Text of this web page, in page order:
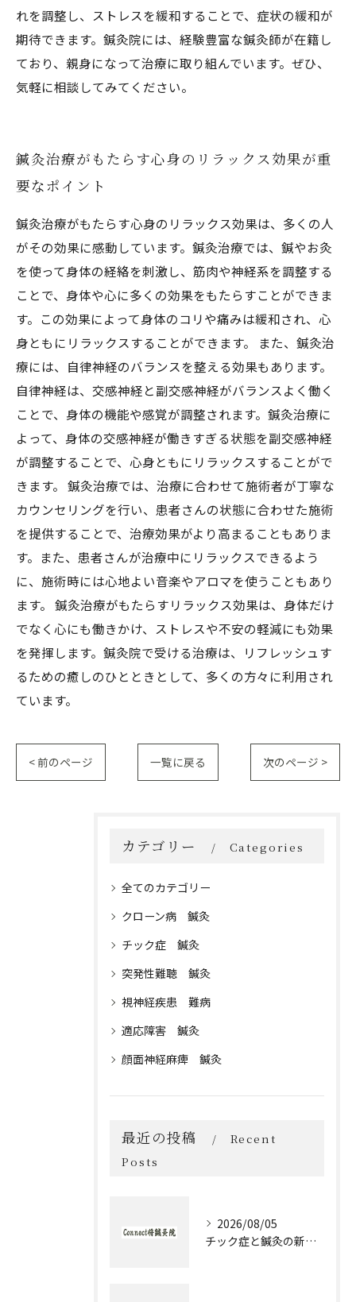
れを調整し、ストレスを緩和することで、症状の緩和が
期待できます。鍼灸院には、経験豊富な鍼灸師が在籍し
ており、親身になって治療に取り組んでいます。ぜひ、
気軽に相談してみてください。
鍼灸治療がもたらす心身のリラックス効果が重
要なポイント
鍼灸治療がもたらす心身のリラックス効果は、多くの人
がその効果に感動しています。鍼灸治療では、鍼やお灸
を使って身体の経絡を刺激し、筋肉や神経系を調整する
ことで、身体や心に多くの効果をもたらすことができま
す。この効果によって身体のコリや痛みは緩和され、心
身ともにリラックスすることができます。 また、鍼灸治
療には、自律神経のバランスを整える効果もあります。
自律神経は、交感神経と副交感神経がバランスよく働く
ことで、身体の機能や感覚が調整されます。鍼灸治療に
よって、身体の交感神経が働きすぎる状態を副交感神経
が調整することで、心身ともにリラックスすることがで
きます。 鍼灸治療では、治療に合わせて施術者が丁寧な
カウンセリングを行い、患者さんの状態に合わせた施術
を提供することで、治療効果がより高まることもありま
す。また、患者さんが治療中にリラックスできるよう
に、施術時には心地よい音楽やアロマを使うこともあり
ます。 鍼灸治療がもたらすリラックス効果は、身体だけ
でなく心にも働きかけ、ストレスや不安の軽減にも効果
を発揮します。鍼灸院で受ける治療は、リフレッシュす
るための癒しのひとときとして、多くの方々に利用され
ています。
< 前のページ 一覧に戻る 次のページ >
カテゴリー Categories
全てのカテゴリー
クローン病 鍼灸
チック症 鍼灸
突発性難聴 鍼灸
視神経疾患 難病
適応障害 鍼灸
顔面神経麻痺 鍼灸
最近の投稿
Recent
Posts
2026/08/05
チック症と鍼灸の新作治療体験談とセルフケア実践ガイド